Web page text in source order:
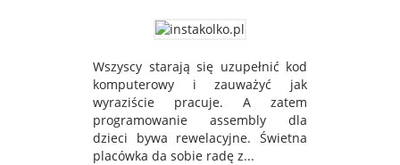
Wszyscy starają się uzupełnić kod
komputerowy i zauważyć jak
wyraziście pracuje. A zatem
programowanie assembly dla
dzieci bywa rewelacyjne. Świetna
placówka da sobie radę z...